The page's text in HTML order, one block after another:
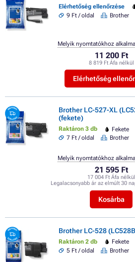
Elérhetőség ellenőrzése
9 Ft / oldal
Brother
11 200 Ft
8 819 Ft Áfa nélkül
Elérhetőség
Melyik nyomtatókhoz
Brother LC-527-XL
(fekete)
Raktáron 3 db Fekete
7 Ft / oldal
Brother
21 595 Ft
17 004 Ft Áfa nélkül
Legalacsonyabb ár az elmúlt 30
Kosárba
Melyik nyomtatókhoz
Brother LC-528
Raktáron 2 db Fekete
5 Ft / oldal
Brother